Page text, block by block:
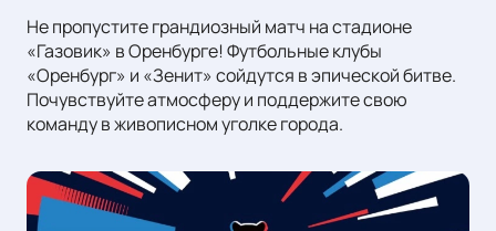
Не пропустите грандиозный матч на стадионе
«Газовик» в Оренбурге! Футбольные клубы
«Оренбург» и «Зенит» сойдутся в эпической битве.
Почувствуйте атмосферу и поддержите свою
команду в живописном уголке города.